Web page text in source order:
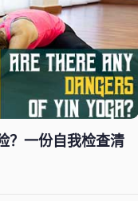
？一份自我检查清